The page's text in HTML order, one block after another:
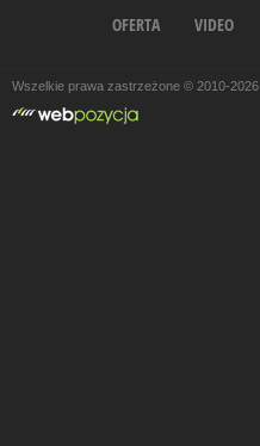
OFERTA
VIDEO
Wszelkie prawa zastrzeżone © 2010-2026